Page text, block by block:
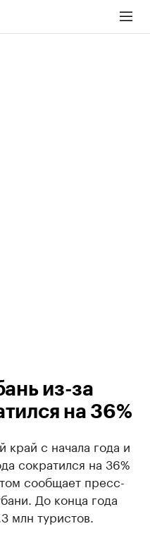
из-за
на 36%
край с начала года и
сократился на 36%
сообщает пресс-
До конца года
млн туристов.